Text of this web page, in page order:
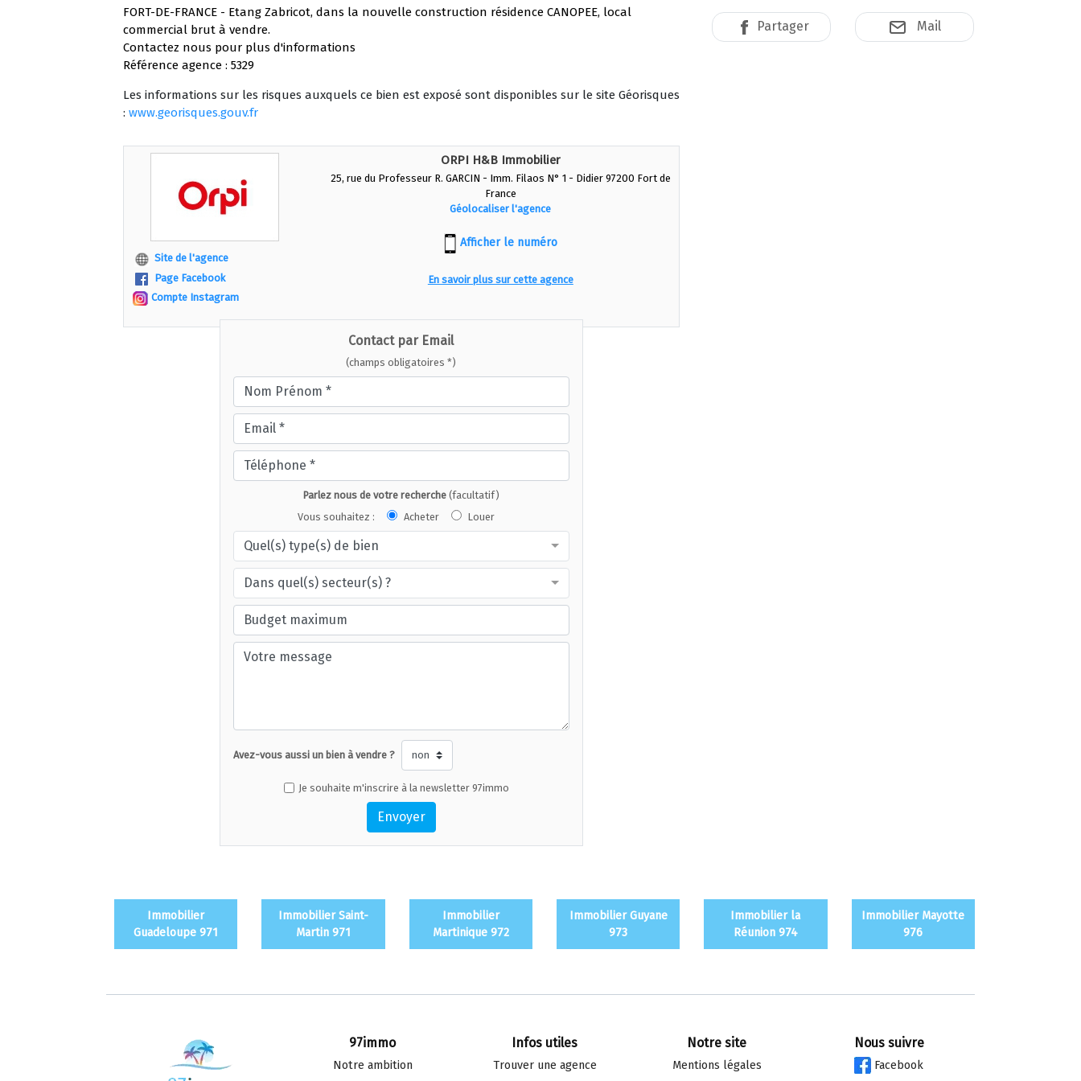
FORT-DE-FRANCE - Etang Zabricot, dans la nouvelle construction résidence CANOPEE, local
commercial brut à vendre.
Contactez nous pour plus d'informations
Référence agence : 5329
Les informations sur les risques auxquels ce bien est exposé sont disponibles sur le site Géorisques
: www.georisques.gouv.fr
Site de l'agence
Page Facebook
Compte Instagram
ORPI H&B Immobilier
25, rue du Professeur R. GARCIN - Imm. Filaos N° 1 - Didier 97200 Fort de
France
Géolocaliser l'agence
Afficher le numéro
En savoir plus sur cette agence
Contact par Email
(champs obligatoires *)
Parlez nous de votre recherche(facultatif)
Vous souhaitez :
Acheter Louer
Quel(s) type(s) de bien
Dans quel(s) secteur(s) ?
Avez-vous aussi un bien à vendre ?
Je souhaite m'inscrire à la newsletter 97immo
Envoyer
Partager Mail
Immobilier
Guadeloupe 971
Immobilier Saint-
Martin 971
Immobilier
Martinique 972
Immobilier Guyane
973
Immobilier la
Réunion 974
Immobilier Mayotte
976
97immo
Notre ambition
Infos utiles
Trouver une agence
Notre site
Mentions légales
Nous suivre
Facebook